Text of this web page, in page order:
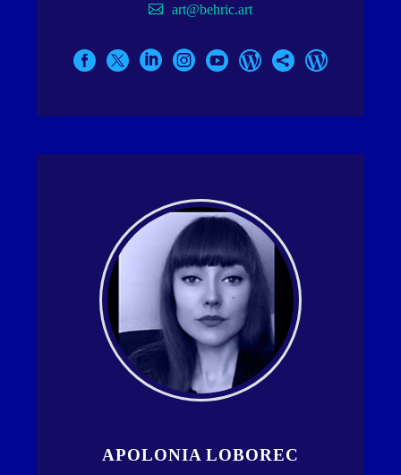
art@behric.art
APOLONIA LOBOREC